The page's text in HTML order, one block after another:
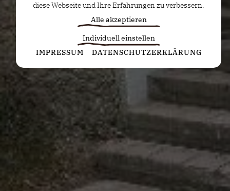
diese Webseite und Ihre Erfahrungen zu verbessern.
Alle akzeptieren
Individuell einstellen
Statistiken
Diese Cookies erfassen anonyme Statistiken. Diese
Informationen helfen uns zu verstehen, wie wir
unsere Website noch weiter optimieren können.
Marketing
Marketing Cookies werden von Drittanbietern oder
Publishern verwendet, um personalisierte
Werbung anzuzeigen. Sie tun dies, indem sie
Besucher über Websites hinweg verfolgen.
IMPRESSUM DATENSCHUTZERKLÄRUNG